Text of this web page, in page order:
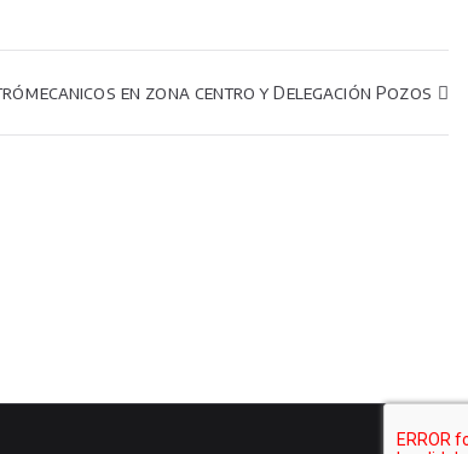
en zona centro y Delegación Pozos